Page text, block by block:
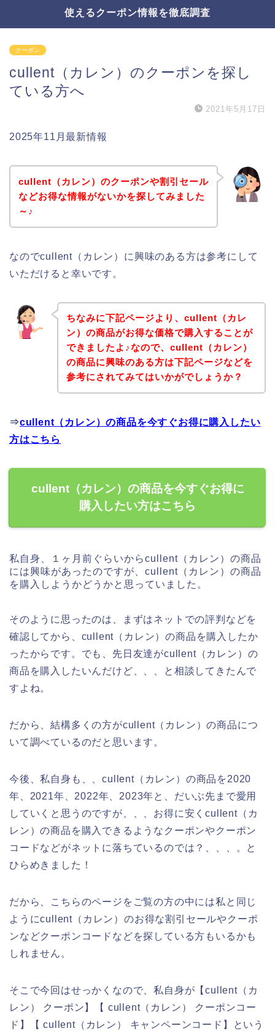
使えるクーポン情報を徹底調査
クーポン
cullent（カレン）のクーポンを探し
ている方へ
2021年5月17日
2025年11月最新情報
cullent（カレン）のクーポンや割引セール
などお得な情報がないかを探してみました
～♪
なのでcullent（カレン）に興味のある方は参考にして
いただけると幸いです。
ちなみに下記ページより、cullent（カレ
ン）の商品がお得な価格で購入することが
できましたよ♪なので、cullent（カレン）
の商品に興味のある方は下記ページなどを
参考にされてみてはいかがでしょうか？
⇒cullent（カレン）の商品を今すぐお得に購入したい
方はこちら
cullent（カレン）の商品を今すぐお得に
購入したい方はこちら
私自身、１ヶ月前ぐらいからcullent（カレン）の商品
には興味があったのですが、cullent（カレン）の商品
を購入しようかどうかと思っていました。
そのように思ったのは、まずはネットでの評判などを
確認してから、cullent（カレン）の商品を購入したか
ったからです。でも、先日友達がcullent（カレン）の
商品を購入したいんだけど、、、と相談してきたんで
すよね。
だから、結構多くの方がcullent（カレン）の商品につ
いて調べているのだと思います。
今後、私自身も、、cullent（カレン）の商品を2020
年、2021年、2022年、2023年と、だいぶ先まで愛用
していくと思うのですが、、、お得に安くcullent（カ
レン）の商品を購入できるようなクーポンやクーポン
コードなどがネットに落ちているのでは？、、、。と
ひらめきました！
だから、こちらのページをご覧の方の中には私と同じ
ようにcullent（カレン）のお得な割引セールやクーポ
ンなどクーポンコードなどを探している方もいるかも
しれません。
そこで今回はせっかくなので、私自身が【cullent（カ
レン） クーポン】【 cullent（カレン） クーポンコー
ド】【 cullent（カレン） キャンペーンコード】という